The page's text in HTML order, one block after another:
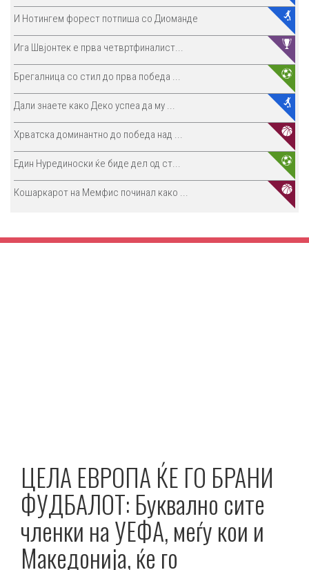
И Нотингем форест потпиша со Диоманде
Ига Швјонтек е прва четвртфиналист...
Брегалница со стил до прва победа ...
Дали знаете како Деко успеа да му ...
Хрватска доминантно до победа над ...
Един Нурединоски ќе биде дел од ст...
Кошаркарот на Мемфис починал како ...
ЦЕЛА ЕВРОПА ЌЕ ГО БРАНИ
ФУДБАЛОТ: Буквално сите
членки на УЕФА, меѓу кои и
Македонија, ќе го